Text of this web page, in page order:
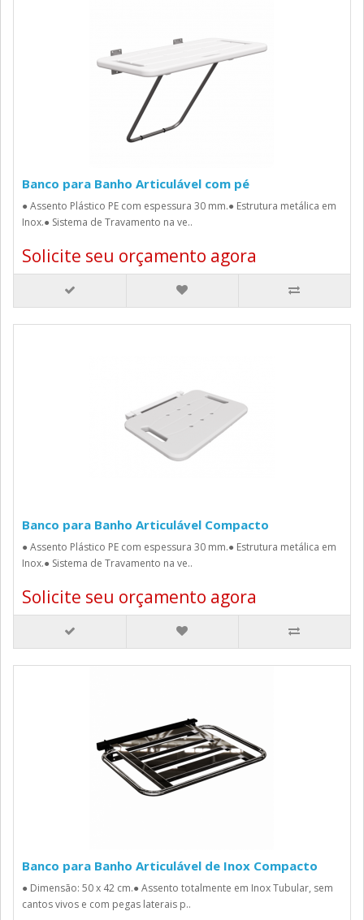
Banco para Banho Articulável com pé
● Assento Plástico PE com espessura 30 mm.● Estrutura metálica em
Inox.● Sistema de Travamento na ve..
Solicite seu orçamento agora
Banco para Banho Articulável Compacto
● Assento Plástico PE com espessura 30 mm.● Estrutura metálica em
Inox.● Sistema de Travamento na ve..
Solicite seu orçamento agora
Banco para Banho Articulável de Inox Compacto
● Dimensão: 50 x 42 cm.● Assento totalmente em Inox Tubular, sem
cantos vivos e com pegas laterais p..